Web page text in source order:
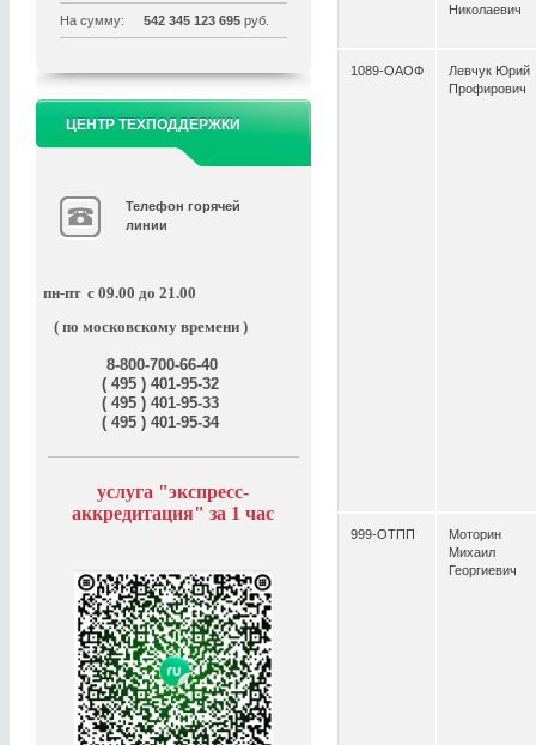
На сумму: 542 345 123 695 руб.
ЦЕНТР ТЕХПОДДЕРЖКИ
Телефон горячей
линии
пн-пт с 09.00 до 21.00
( по московскому времени )
8-800-700-66-40
( 495 ) 401-95-32
( 495 ) 401-95-33
( 495 ) 401-95-34
услуга "экспресс-
аккредитация" за 1 час
Николаевич
1089-ОАОФ
Левчук Юрий
Профирович
999-ОТПП
Моторин
Михаил
Георгиевич